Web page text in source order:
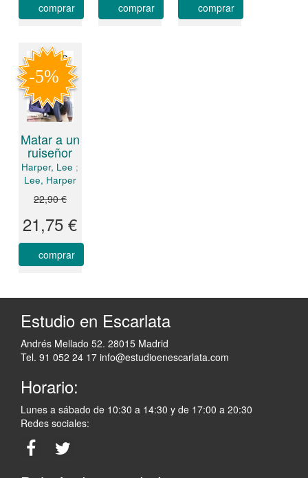
comprar comprar comprar
Matar a un
ruiseñor
Harper, Lee ;
Lee, Harper
22,90 €
21,75 €
comprar
Estudio en Escarlata
Andrés Mellado 52. 28015 Madrid
Tel. 91 052 24 17 info@estudioenescarlata.com
Horario:
Lunes a sábado de 10:30 a 14:30 y de 17:00 a 20:30
Redes sociales: